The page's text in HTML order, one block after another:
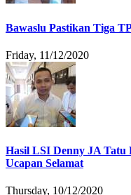
Bawaslu Pastikan Tiga
Friday, 11/12/2020
Hasil LSI Denny JA
Ucapan Selamat
Thursday, 10/12/2020